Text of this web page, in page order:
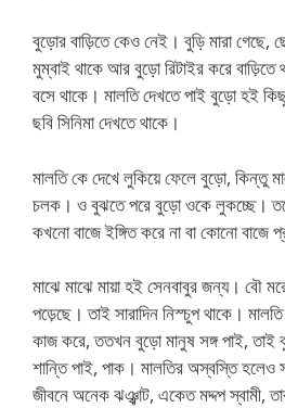
বুড়োর বাড়িতে কেও নেই। বুড়ি মারা গেছে,
মুম্বাই থাকে আর বুড়ো রিটাইর করে বাড়িতে
বসে থাকে। মালতি দেখতে পাই বুড়ো হই
ছবি সিনিমা দেখতে থাকে।
মালতি কে দেখে লুকিয়ে ফেলে বুড়ো, কিন্তু
চলক। ও বুঝতে পরে বুড়ো ওকে লুকচ্ছে।
কখনো বাজে ইঙ্গিত করে না বা কোনো বাজে
মাঝে মাঝে মায়া হই সেনবাবুর জন্য। বৌ
পড়েছে। তাই সারাদিন নিস্চুপ থাকে।
কাজ করে, ততখন বুড়ো মানুষ সঙ্গ পাই, তাই
শান্তি পাই, পাক। মালতির অস্বস্তি হলেও
জীবনে অনেক ঝঞ্ঝাট, একেত মদ্দপ স্বামী,